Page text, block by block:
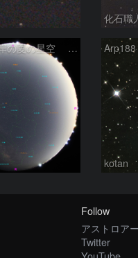
化石職
九十九里海岸の夏の星空 260518
kotan
Follow
アストロア
Twitter